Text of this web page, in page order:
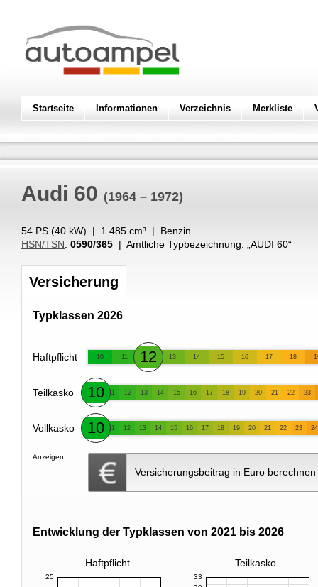
Startseite Informationen Verzeichnis Merkliste
Audi 60 (1964 – 1972)
54 PS (40 kW) | 1.485 cm³ | Benzin
HSN/TSN: 0590/365 | Amtliche Typbezeichnung: „ AUDI 60“
Versicherung
Typklassen 2026
Haftpflicht 10 11 12 13 14 15 16 17 18
Teilkasko 10 11 12 13 14 15 16 17 18 19 20 21 22 23
Vollkasko 10 11 12 13 14 15 16 17 18 19 20 21 22 23 24
Anzeigen:
Versicherungsbeitrag in Euro berechnen
Entwicklung der Typklassen von 2021 bis 2026
Haftpflicht Teilkasko
25 33